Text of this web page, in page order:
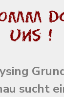
uns !
sucht